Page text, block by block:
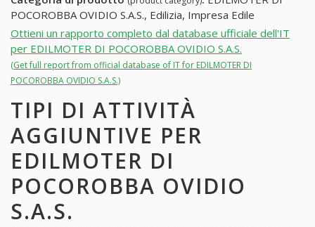
POCOROBBA OVIDIO S.A.S., Edilizia, Impresa Edile
Ottieni un rapporto completo dal database ufficiale dell'IT
per EDILMOTER DI POCOROBBA OVIDIO S.A.S.
(Get full report from official database of IT for EDILMOTER DI
POCOROBBA OVIDIO S.A.S.)
TIPI DI ATTIVITÀ
AGGIUNTIVE PER
EDILMOTER DI
POCOROBBA OVIDIO
S.A.S.